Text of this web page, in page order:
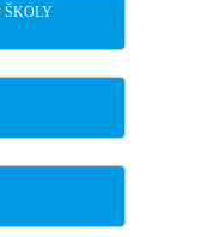
ŠKOLY